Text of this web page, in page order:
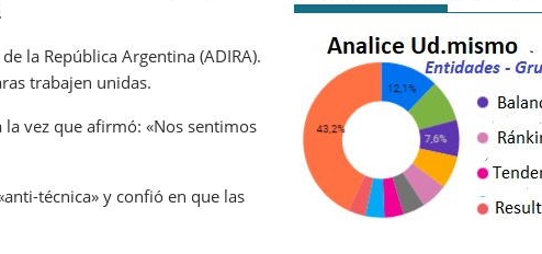
la República Argentina (ADIRA).
trabajen unidas.
vez que afirmó: «Nos sentimos
técnica» y confió en que las